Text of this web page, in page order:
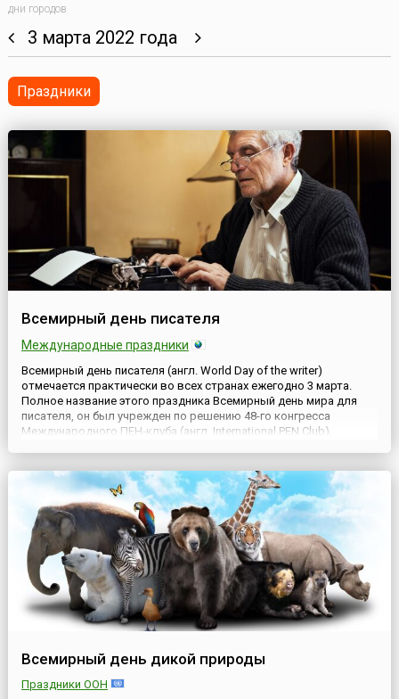
дни городов
3 марта 2022 года
Праздники
Всемирный день писателя
Международные праздники
Всемирный день писателя (англ. World Day of the writer)
отмечается практически во всех странах ежегодно 3 марта.
Полное название этого праздника Всемирный день мира для
писателя, он был учрежден по решению 48-го конгресса
Международного ПЕН-клуба (англ. International PEN Club),
Всемирный день дикой природы
Праздники ООН